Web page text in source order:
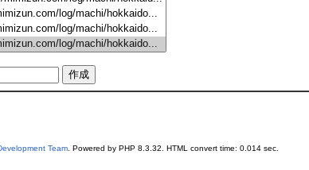
Team. Powered by PHP 8.3.32. HTML convert time: 0.014 sec.